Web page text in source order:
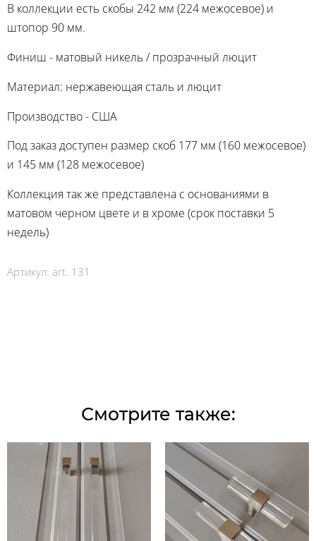
В коллекции есть скобы 242 мм (224 межосевое) и
штопор 90 мм.
Финиш - матовый никель / прозрачный люцит
Материал: нержавеющая сталь и люцит
Производство - США
Под заказ доступен размер скоб 177 мм (160 межосевое)
и 145 мм (128 межосевое)
Коллекция так же представлена с основаниями в
матовом черном цвете и в хроме (срок поставки 5
недель)
Артикул: art. 131
Смотрите также: